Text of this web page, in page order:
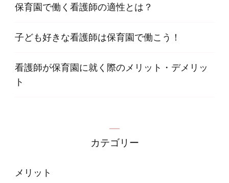
保育園で働く看護師の適性とは？
子ども好きな看護師は保育園で働こう！
看護師が保育園に就く際のメリット・デメリッ
ト
カテゴリー
メリット